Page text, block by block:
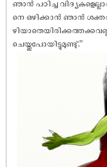
ഞാൻ പഠിച്ച
നെ ഒഴിക്കാൻ ഞാൻ
ചെയ്തുപോയിട്ടുമുണ്ടു്.”